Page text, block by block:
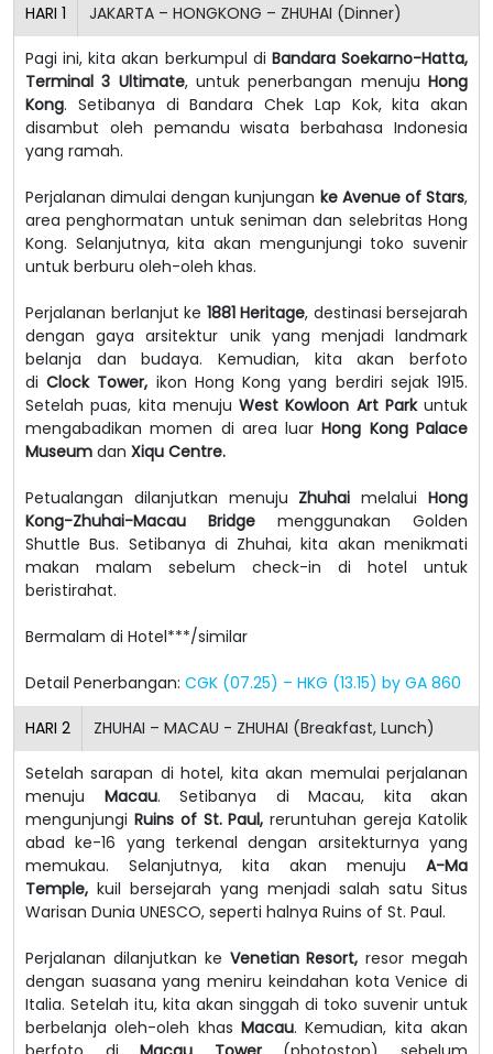
HARI 1 JAKARTA – HONGKONG – ZHUHAI (Dinner)
Pagi ini, kita akan berkumpul di Bandara Soekarno-Hatta,
Terminal 3 Ultimate, untuk penerbangan menujuHong
Kong. Setibanya di Bandara Chek Lap Kok, kita akan
disambut oleh pemandu wisata berbahasa Indonesia
yang ramah.
Perjalanan dimulai dengan kunjungan ke Avenue of Stars,
area penghormatan untuk seniman dan selebritas Hong
Kong. Selanjutnya, kita akan mengunjungi toko suvenir
untuk berburu oleh-oleh khas.
Perjalanan berlanjut ke 1881 Heritage, destinasi bersejarah
dengan gaya arsitektur unik yang menjadi landmark
belanja dan budaya. Kemudian, kita akan berfoto
diClock Tower, ikon Hong Kong yang berdiri sejak 1915.
Setelah puas, kita menuju West Kowloon Art Park untuk
mengabadikan momen di area luarHong Kong Palace
Museum dan Xiqu Centre.
Petualangan dilanjutkan menuju ZhuhaimelaluiHong
Kong-Zhuhai-Macau Bridge menggunakan Golden
Shuttle Bus. Setibanya di Zhuhai, kita akan menikmati
makan malam sebelum check-in di hotel untuk
beristirahat.
Bermalam di Hotel***/similar
Detail Penerbangan: CGK (07.25) – HKG (13.15) by GA 860
HARI 2 ZHUHAI – MACAU - ZHUHAI (Breakfast, Lunch)
Setelah sarapan di hotel, kita akan memulai perjalanan
menuju Macau. Setibanya di Macau, kita akan
mengunjungi Ruins of St. Paul, reruntuhan gereja Katolik
abad ke-16 yang terkenal dengan arsitekturnya yang
memukau. Selanjutnya, kita akan menuju A-Ma
Temple, kuil bersejarah yang menjadi salah satu Situs
Warisan Dunia UNESCO, seperti halnya Ruins of St. Paul.
Perjalanan dilanjutkan ke Venetian Resort, resor megah
dengan suasana yang meniru keindahan kota Venice di
Italia. Setelah itu, kita akan singgah di toko suvenir untuk
berbelanja oleh-oleh khas Macau. Kemudian, kita akan